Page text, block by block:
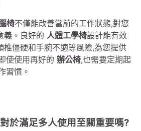
椅不僅能改善當前的工作狀態,對您
義。良好的 人體工學椅設計能有效
椎僵硬和手腕不適等風險,為您提供
使使用再好的 辦公椅,也需要定期起
習慣。
於滿足多人使用至關重要嗎?